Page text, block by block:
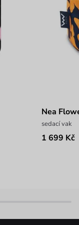
Nea
sedací vak
1 699 Kč